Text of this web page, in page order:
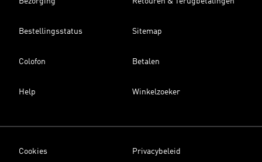
Bestellingsstatus Sitemap
Colofon Betalen
Help Winkelzoeker
Cookies Privacybeleid